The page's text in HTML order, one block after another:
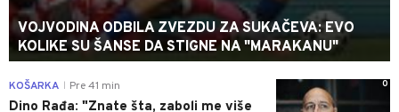
VOJVODINA ODBILA ZVEZDU ZA SUKAČEVA: EVO
KOLIKE SU ŠANSE DA STIGNE NA "MARAKANU"
0
KOŠARKA Pre 41 min
Dino Rađa: "Znate šta, zaboli me više